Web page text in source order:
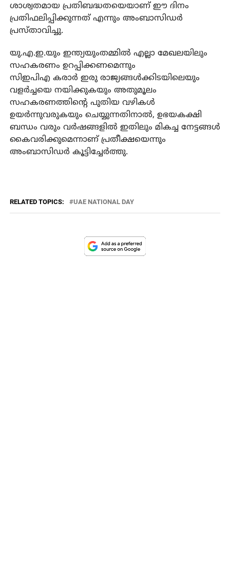
ശാശ്വതമായ പ്രതിബദ്ധതയെയാണ് ഈ ദിനം
പ്രതിഫലിപ്പിക്കുന്നത് എന്നും അംബാസിഡര്‍
പ്രസ്താവിച്ചു.
യു.എ.ഇ.യും ഇന്ത്യയുംതമ്മില്‍ എല്ലാ മേഖലയിലും
സഹകരണം ഉറപ്പിക്കണമെന്നും
സിഇപിഎ കരാര്‍ ഇരു രാജ്യങ്ങള്‍ക്കിടയിലെയും
വളര്‍ച്ചയെ നയിക്കുകയും അതുമൂലം
സഹകരണത്തിന്റെ പുതിയ വഴികള്‍
ഉയര്‍ന്നുവരുകയും ചെയ്യുന്നതിനാല്‍, ഉഭയകക്ഷി
ബന്ധം വരും വര്‍ഷങ്ങളില്‍ ഇതിലും മികച്ച നേട്ടങ്ങള്‍
കൈവരിക്കുമെന്നാണ് പ്രതീക്ഷയെന്നും
അംബാസിഡര്‍ കൂട്ടിച്ചേര്‍ത്തു.
RELATED TOPICS: UAE NATIONAL DAY